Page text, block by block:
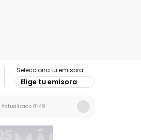
Selecciona tu emisora
Elige tu emisora
Actualizado 01:49